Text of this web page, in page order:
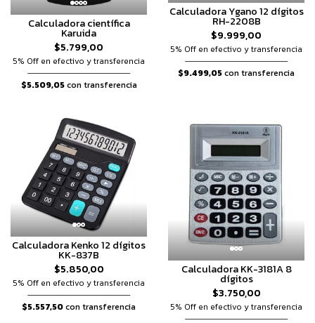
Calculadora científica
Karuida
$5.799,00
5% Off en efectivo y transferencia
$5.509,05con transferencia
Calculadora Ygano 12 dígitos
RH-2208B
$9.999,00
5% Off en efectivo y transferencia
$9.499,05con transferencia
Calculadora Kenko 12 dígitos
KK-837B
$5.850,00
5% Off en efectivo y transferencia
$5.557,50con transferencia
Calculadora KK-3181A 8
dígitos
$3.750,00
5% Off en efectivo y transferencia